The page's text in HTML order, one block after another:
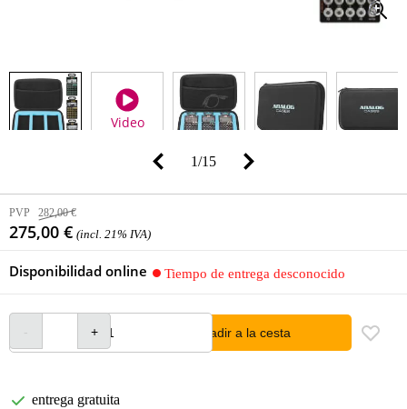
Video
1/15
PVP 282,00 €
275,00 € (incl. 21% IVA)
Disponibilidad online Tiempo de entrega desconocido
añadir a la cesta
entrega gratuita